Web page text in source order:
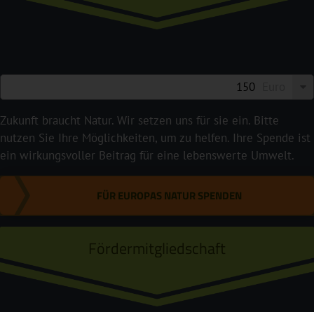
Zukunft braucht Natur. Wir setzen uns für sie ein. Bitte
nutzen Sie Ihre Möglichkeiten, um zu helfen. Ihre Spende ist
ein wirkungsvoller Beitrag für eine lebenswerte Umwelt.
FÜR EUROPAS NATUR SPENDEN
Fördermitgliedschaft